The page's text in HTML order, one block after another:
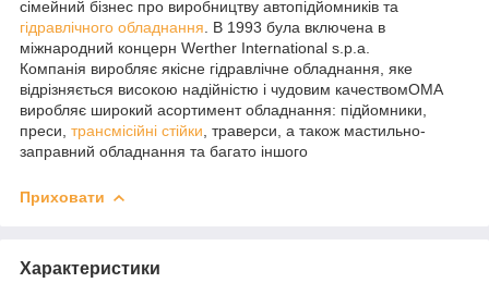
сімейний бізнес про виробництву автопідйомників та
гідравлічного обладнання . В 1993 була включена в
міжнародний концерн Werther International s.p.a.
Компанія виробляє якісне гідравлічне обладнання, яке
відрізняється високою надійністю і чудовим качествомОМА
виробляє широкий асортимент обладнання: підйомники,
преси, трансмісійні стійки , траверси, а також мастильно-
заправний обладнання та багато іншого
Приховати
Характеристики